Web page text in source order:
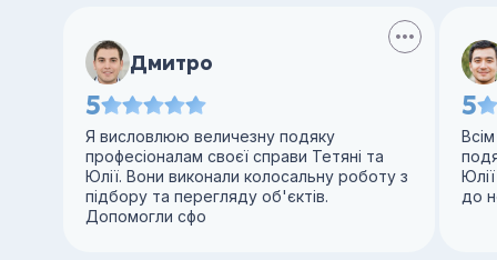
Дмитро
5
Я висловлюю величезну подяку
професіоналам своєї справи Тетяні та
Юлії. Вони виконали колосальну роботу з
підбору та перегляду об'єктів.
Допомогли сфо
5
до